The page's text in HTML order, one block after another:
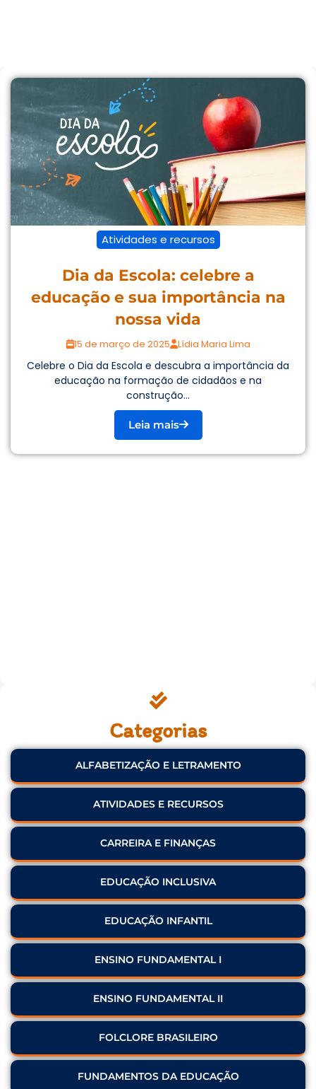
Atividades e recursos
Dia da Escola: celebre a
educação e sua importância na
nossa vida
15 de março de 2025 Lídia Maria Lima
Celebre o Dia da Escola e descubra a importância da
educação na formação de cidadãos e na
construção...
Leia mais
Categorias
ALFABETIZAÇÃO E LETRAMENTO
ATIVIDADES E RECURSOS
CARREIRA E FINANÇAS
EDUCAÇÃO INCLUSIVA
EDUCAÇÃO INFANTIL
ENSINO FUNDAMENTAL I
ENSINO FUNDAMENTAL II
FOLCLORE BRASILEIRO
FUNDAMENTOS DA EDUCAÇÃO